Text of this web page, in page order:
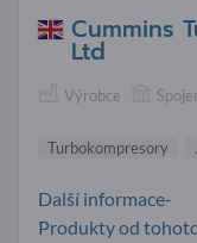
Cummins
Ltd
Výrobce
Turbokompresory
Další informace-
Produkty od